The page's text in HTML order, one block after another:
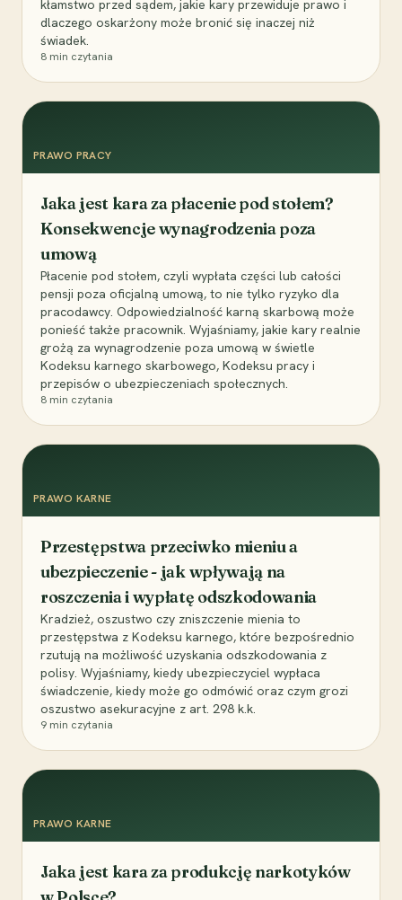
kłamstwo przed sądem, jakie kary przewiduje prawo i
dlaczego oskarżony może bronić się inaczej niż
świadek.
8 min czytania
PRAWO PRACY
Jaka jest kara za płacenie pod stołem?
Konsekwencje wynagrodzenia poza
umową
Płacenie pod stołem, czyli wypłata części lub całości
pensji poza oficjalną umową, to nie tylko ryzyko dla
pracodawcy. Odpowiedzialność karną skarbową może
ponieść także pracownik. Wyjaśniamy, jakie kary realnie
grożą za wynagrodzenie poza umową w świetle
Kodeksu karnego skarbowego, Kodeksu pracy i
przepisów o ubezpieczeniach społecznych.
8 min czytania
PRAWO KARNE
Przestępstwa przeciwko mieniu a
ubezpieczenie - jak wpływają na
roszczenia i wypłatę odszkodowania
Kradzież, oszustwo czy zniszczenie mienia to
przestępstwa z Kodeksu karnego, które bezpośrednio
rzutują na możliwość uzyskania odszkodowania z
polisy. Wyjaśniamy, kiedy ubezpieczyciel wypłaca
świadczenie, kiedy może go odmówić oraz czym grozi
oszustwo asekuracyjne z art. 298 k.k.
9 min czytania
PRAWO KARNE
Jaka jest kara za produkcję narkotyków